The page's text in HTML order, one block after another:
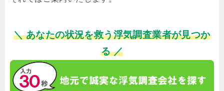
＼ あなたの状況を救う浮気調査業者が見つか
る ／